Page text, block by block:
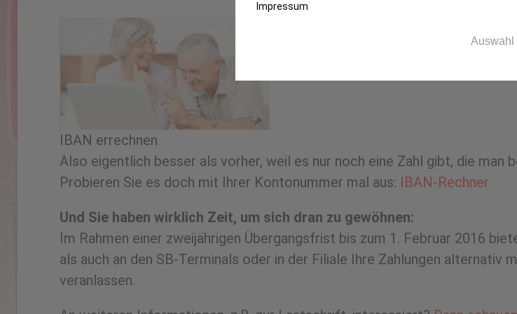
IBAN errechnen
Also eigentlich besser als vorher, weil es nur noch eine Zahl gibt, die man
Probieren Sie es doch mit Ihrer Kontonummer mal aus: IBAN-Rechner
Und Sie haben wirklich Zeit, um sich dran zu gewöhnen:
Im Rahmen einer zweijährigen Übergangsfrist bis zum 1. Februar 2016
als auch an den SB-Terminals oder in der Filiale Ihre Zahlungen alternativ
veranlassen.
Impressum
Auswahl